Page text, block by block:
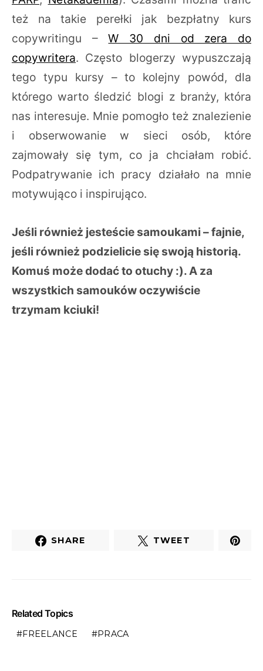
też na takie perełki jak bezpłatny kurs
copywritingu –W 30 dni od zera do
copywritera. Często blogerzy wypuszczają
tego typu kursy – to kolejny powód, dla
którego warto śledzić blogi z branży, która
nas interesuje. Mnie pomogło też znalezienie
i obserwowanie w sieci osób, które
zajmowały się tym, co ja chciałam robić.
Podpatrywanie ich pracy działało na mnie
motywująco i inspirująco.
Jeśli również jesteście samoukami – fajnie,
jeśli również podzielicie się swoją historią.
Komuś może dodać to otuchy :). A za
wszystkich samouków oczywiście
trzymam kciuki!
SHARE TWEET
Related Topics
FREELANCE PRACA